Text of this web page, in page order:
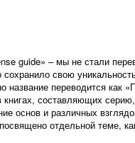
guide» – мы не стали
свою
название переводится как
составляющих
основ и различных
отдельной теме,